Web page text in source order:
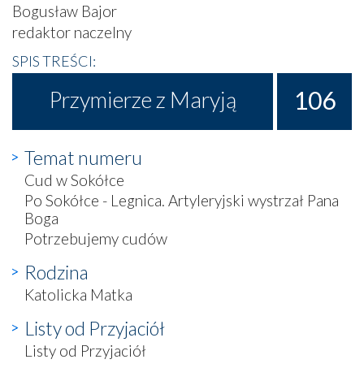
Bogusław Bajor
redaktor naczelny
SPIS TREŚCI:
Przymierze z Maryją 106
Temat numeru
Cud w Sokółce
Po Sokółce - Legnica. Artyleryjski wystrzał Pana
Boga
Potrzebujemy cudów
Rodzina
Katolicka Matka
Listy od Przyjaciół
Listy od Przyjaciół